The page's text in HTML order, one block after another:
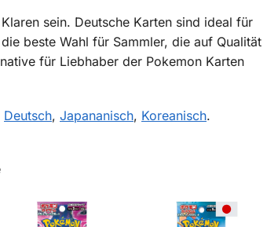
sein. Deutsche Karten sind ideal für
beste Wahl für Sammler, die auf Qualität
für Liebhaber der Pokemon Karten
Deutsch, Japananisch, Koreanisch.